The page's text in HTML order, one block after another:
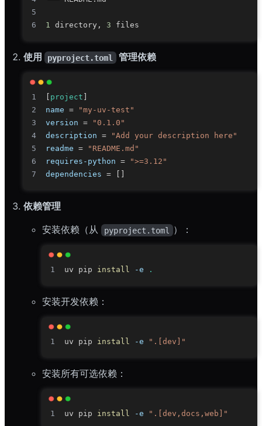
1 directory, 3
使用 pyproject.toml 管理依赖
project
name =
"my-uv-test"
version =
"0.1.0"
description =
"Add your description here"
readme =
"README.md"
requires-python =
">=3.12"
dependencies =
依赖管理
安装依赖（从
pyproject.toml ）：
uv pip install -e .
安装开发依赖：
uv pip install -e ".[dev]"
安装所有可选依赖：
uv pip install -e ".[dev,docs,web]"